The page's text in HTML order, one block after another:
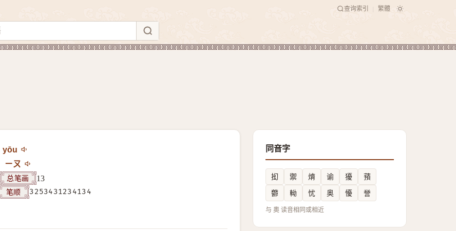
查询索引 繁體
yōu
ㄧㄡ
总笔画 13
笔顺 3253431234134
同音字
抝 禦 焴 谕 獶
蕷
䖇
軪 忧 奥 懮 誉
与 奧 读音相同或相近